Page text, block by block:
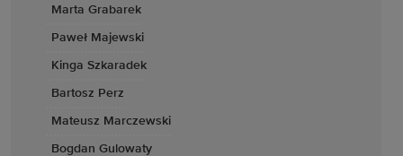
Marta Grabarek
Paweł Majewski
Kinga Szkaradek
Bartosz Perz
Mateusz Marczewski
Bogdan Gulowaty